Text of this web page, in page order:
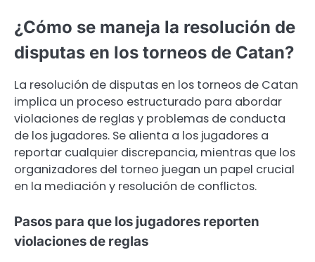
¿Cómo se maneja la resolución de
disputas en los torneos de Catan?
La resolución de disputas en los torneos de Catan
implica un proceso estructurado para abordar
violaciones de reglas y problemas de conducta
de los jugadores. Se alienta a los jugadores a
reportar cualquier discrepancia, mientras que los
organizadores del torneo juegan un papel crucial
en la mediación y resolución de conflictos.
Pasos para que los jugadores reporten
violaciones de reglas